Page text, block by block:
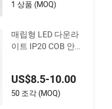
알루미늄
1 상품 (MOQ)
매립형 LED 다운라
이트 IP20 COB 안티
US$8.5-10.00
50 조각 (MOQ)